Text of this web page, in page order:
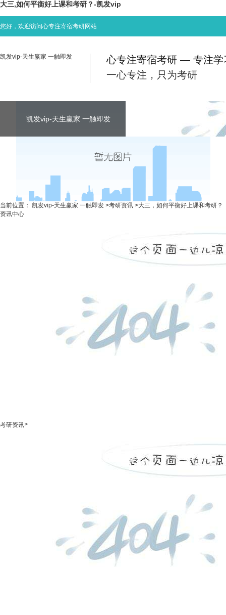
大三,如何平衡好上课和考研？-凯发vip
您好，欢迎访问心专注寄宿考研网站
凯发vip-天生赢家 一触即发
心专注寄宿考研 — 专注学
一心专注，只为考研
凯发vip-天生赢家 一触即发 凯发vip-天生赢家 一触即发
凯发vip-天生赢家 一触即发 考研资讯
当前位置： 凯发vip-天生赢家 一触即发 >考研资讯 >大三，如何平衡好上课和考研？
资讯中心
考研资讯>